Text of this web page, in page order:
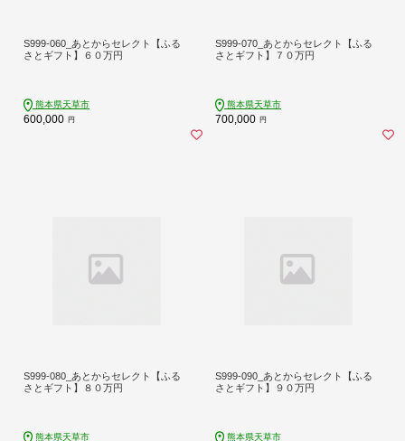
S999-060_あとからセレクト【ふる
さとギフト】６０万円
熊本県天草市
600,000 円
S999-070_あとからセレクト【ふる
さとギフト】７０万円
熊本県天草市
700,000 円
S999-080_あとからセレクト【ふる
さとギフト】８０万円
熊本県天草市
S999-090_あとからセレクト【ふる
さとギフト】９０万円
熊本県天草市